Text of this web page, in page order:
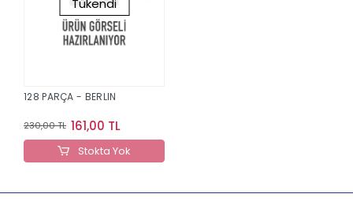
128 PARÇA - BERLIN
230,00 TL 161,00 TL
Stokta Yok